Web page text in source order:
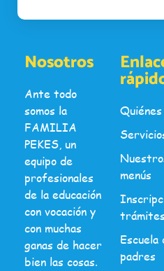
Nosotros
Ante todo
somos la
FAMILIA
PEKES, un
equipo de
profesionales
de la educación
con vocación y
con muchas
ganas de hacer
bien las cosas.
Quiénes
menús
trámites
Escuela
padres